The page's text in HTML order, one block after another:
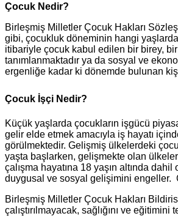
Çocuk Nedir?
Birleşmiş Milletler Çocuk Hakları
gibi, çocukluk döneminin hangi
itibariyle çocuk kabul edilen bir birey,
tanımlanmaktadır ya da sosyal ve
ergenliğe kadar ki dönemde bulunan
Çocuk İşçi Nedir?
Küçük yaşlarda çocukların işgücü
gelir elde etmek amacıyla iş hayatı
görülmektedir. Gelişmiş ülkelerdeki
yaşta başlarken, gelişmekte olan
çalışma hayatına 18 yaşın altında
duygusal ve sosyal gelişimini engeller.
Birleşmiş Milletler Çocuk Hakları
çalıştırılmayacak, sağlığını ve